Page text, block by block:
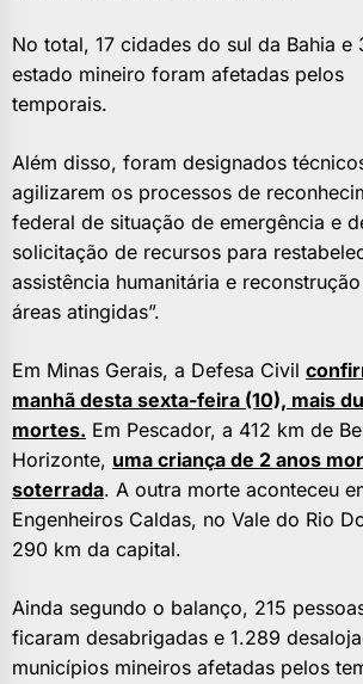
No total, 17 cidades do sul da Bahia e
estado mineiro foram afetadas pelos
temporais.
Além disso, foram designados
agilizarem os processos de
federal de situação de emergência e
solicitação de recursos para
assistência humanitária e
áreas atingidas”.
Em Minas Gerais, a Defesa Civil
manhã desta sexta-feira (10), mais
mortes. Em Pescador, a 412 km de
Horizonte, uma criança de 2 anos
soterrada. A outra morte aconteceu
Engenheiros Caldas, no Vale do Rio
290 km da capital.
Ainda segundo o balanço, 215
ficaram desabrigadas e 1.289
municípios mineiros afetadas pelos